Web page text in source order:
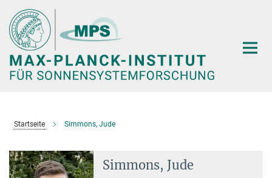
Hauptinhalt
Startseite Simmons, Jude
Simmons, Jude